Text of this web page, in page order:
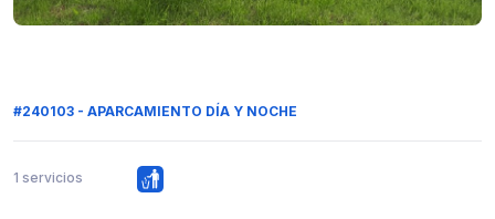
#240103 - APARCAMIENTO DÍA Y NOCHE
1 servicios